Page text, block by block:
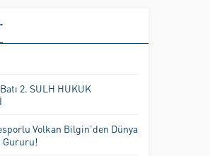
2. SULH HUKUK
Volkan Bilgin’den Dünya
Gururu!